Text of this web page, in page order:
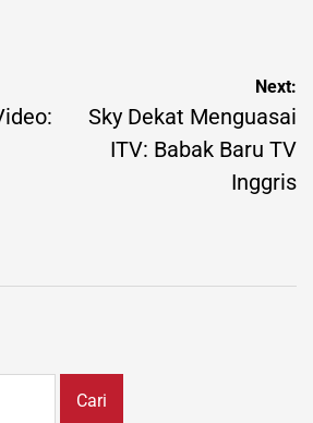
Next:
Sky Dekat Menguasai
ITV: Babak Baru TV
Inggris